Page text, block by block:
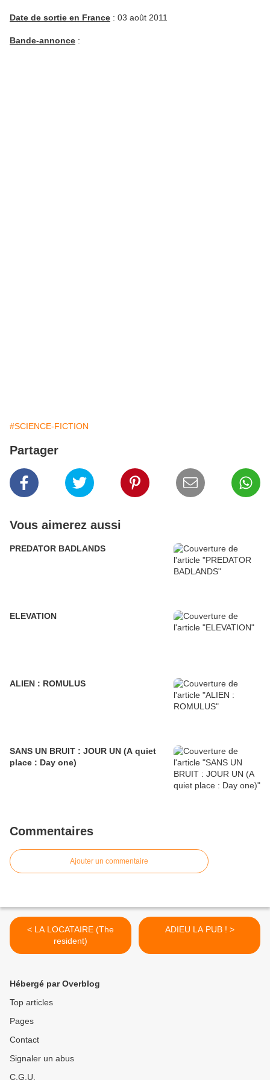
Date de sortie en France : 03 août 2011
Bande-annonce :
#SCIENCE-FICTION
Partager
Vous aimerez aussi
PREDATOR BADLANDS
ELEVATION
ALIEN : ROMULUS
SANS UN BRUIT : JOUR UN (A quiet
place : Day one)
Commentaires
Ajouter un commentaire
< LA LOCATAIRE (The
resident)
ADIEU LA PUB ! >
Hébergé par Overblog
Top articles
Pages
Contact
Signaler un abus
C.G.U.